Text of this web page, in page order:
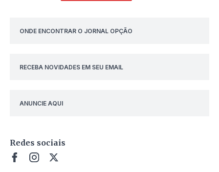
ONDE ENCONTRAR O JORNAL OPÇÃO
RECEBA NOVIDADES EM SEU EMAIL
ANUNCIE AQUI
Redes sociais